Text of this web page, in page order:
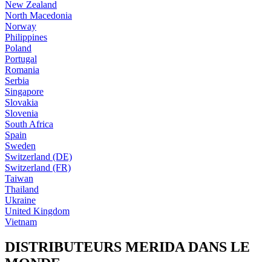
New Zealand
North Macedonia
Norway
Philippines
Poland
Portugal
Romania
Serbia
Singapore
Slovakia
Slovenia
South Africa
Spain
Sweden
Switzerland (DE)
Switzerland (FR)
Taiwan
Thailand
Ukraine
United Kingdom
Vietnam
DISTRIBUTEURS MERIDA DANS LE